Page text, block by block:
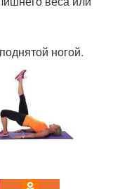
ногой.